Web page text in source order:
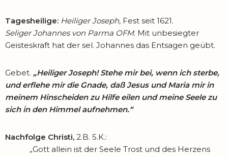
Tagesheilige: Heiliger Joseph, Fest seit 1621.
Seliger Johannes von Parma OFM. Mit unbesiegter
Geisteskraft hat der sel. Johannes das Entsagen geübt.
Gebet. „Heiliger Joseph! Stehe mir bei, wenn ich sterbe,
und erflehe mir die Gnade, daß Jesus und Maria mir in
meinem Hinscheiden zu Hilfe eilen und meine Seele zu
sich in den Himmel aufnehmen.“
Nachfolge Christi, 2.B. 5.K.:
„Gott allein ist der Seele Trost und des Herzens